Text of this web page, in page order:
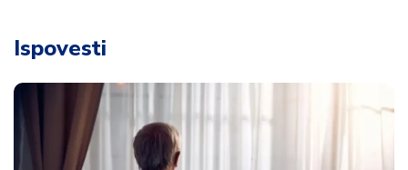
Ispovesti